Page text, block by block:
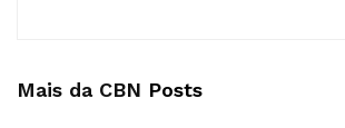
Mais da CBN Posts